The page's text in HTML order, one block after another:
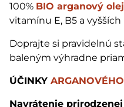
100% BIO arganový olej
vitamínu E, B5 a
Doprajte si pravidelnú
baleným výhradne
ÚČINKY
Navrátenie